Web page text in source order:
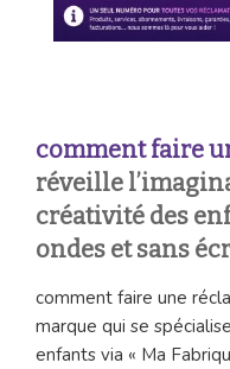
comment faire
réveille
créativité des
ondes et sans
comment faire une
marque qui se
enfants via « Ma